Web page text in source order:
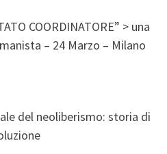
COORDINATORE” > una
– 24 Marzo – Milano
del neoliberismo: storia di